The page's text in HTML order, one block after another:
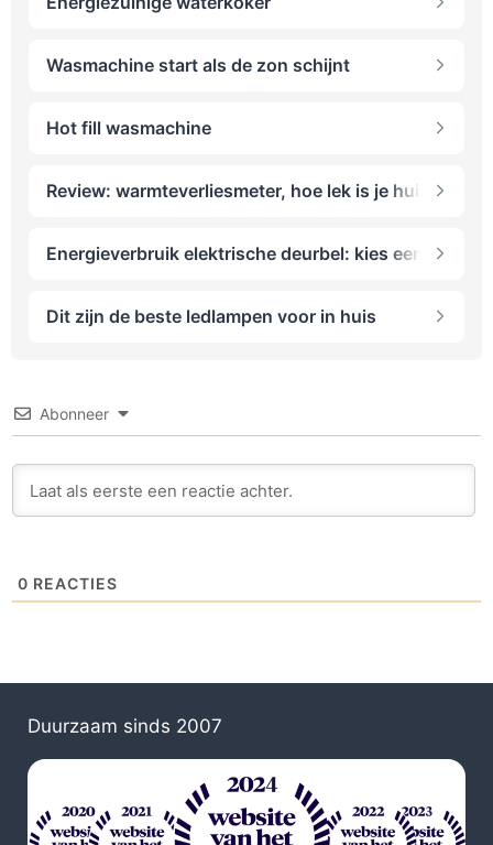
Wasmachine start als de zon schijnt
Hot fill wasmachine
Review: warmteverliesmeter, hoe lek is je huis?
Energieverbruik elektrische deurbel: kies een
Dit zijn de beste ledlampen voor in huis
Abonneer
0 REACTIES
Duurzaam sinds 2007